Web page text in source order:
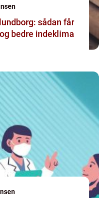
sådan får
bedre indeklima